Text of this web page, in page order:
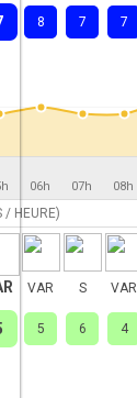
8 7 7
06h 07h 08h
/ HEURE)
VAR S VAR
5 6 4